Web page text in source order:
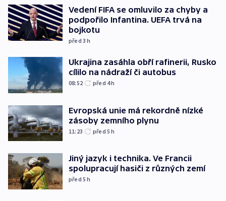
Vedení FIFA se omluvilo za chyby a
podpořilo Infantina. UEFA trvá na
bojkotu
před 3h
Ukrajina zasáhla obří rafinerii, Rusko
cílilo na nádraží či autobus
08:52 před 4h
Evropská unie má rekordně nízké
zásoby zemního plynu
11:23 před 5h
Jiný jazyk i technika. Ve Francii
spolupracují hasiči z různých zemí
před 5h